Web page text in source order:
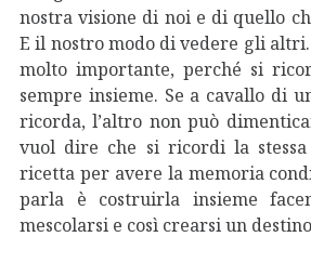
nostra visione di noi e di quello
E il nostro modo di vedere gli
molto importante, perché si
sempre insieme. Se a cavallo di
ricorda, l’altro non può
vuol dire che si ricordi la
ricetta per avere la memoria
parla è costruirla insieme
mescolarsi e così crearsi un